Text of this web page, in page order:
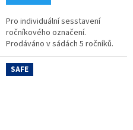
5
hvězdiček.
Pro individuální sesstavení
ročníkového označení.
Prodáváno v sádách 5 ročníků.
SAFE